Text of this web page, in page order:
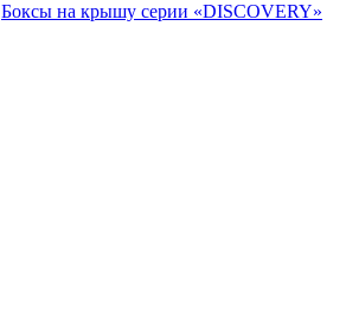
Боксы на крышу серии «DISCOVERY»